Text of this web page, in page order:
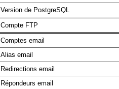
Version de PostgreSQL
Compte FTP
Comptes email
Alias email
Redirections email
Répondeurs email